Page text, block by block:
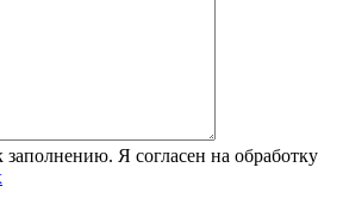
заполнению. Я согласен на обработку